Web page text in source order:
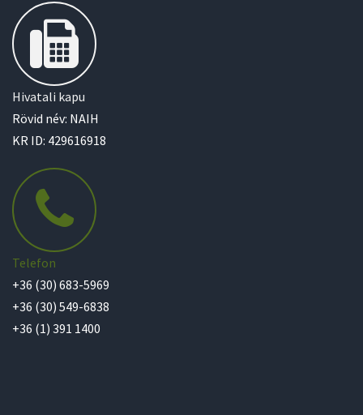
Hivatali kapu
Rövid név: NAIH
KR ID: 429616918
Telefon
+36 (30) 683-5969
+36 (30) 549-6838
+36 (1) 391 1400